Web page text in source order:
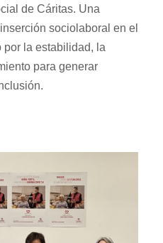
de Cáritas. Una
sociolaboral en el
por la estabilidad, la
para generar